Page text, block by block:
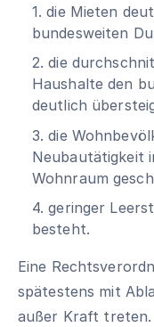
1. die Mieten
bundesweiten
2. die
Haushalte den
deutlich
3. die
Neubautätigkeit
Wohnraum
4. geringer
besteht.
Eine
spätestens mit
außer Kraft treten.